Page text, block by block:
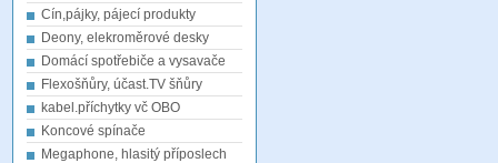
Cín,pájky, pájecí produkty
Deony, elekroměrové desky
Domácí spotřebiče a vysavače
Flexošňůry, účast.TV šňůry
kabel.příchytky vč OBO
Koncové spínače
Megaphone, hlasitý příposlech